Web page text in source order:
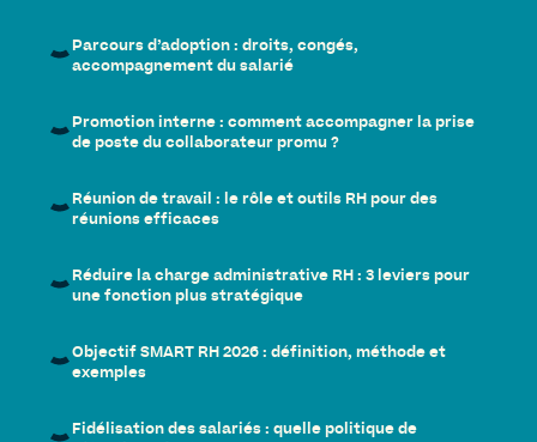
Parcours d’adoption : droits, congés,
accompagnement du salarié
Promotion interne : comment accompagner la prise
de poste du collaborateur promu ?
Réunion de travail : le rôle et outils RH pour des
réunions efficaces
Réduire la charge administrative RH : 3 leviers pour
une fonction plus stratégique
Objectif SMART RH 2026 : définition, méthode et
exemples
Fidélisation des salariés : quelle politique de